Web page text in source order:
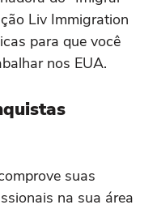
Liv Immigration
para que você
nos EUA.
suas
na sua área